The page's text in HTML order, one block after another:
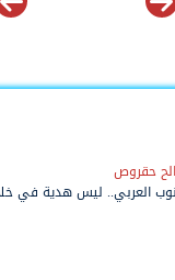
حقروص
العربي.. ليس هدية في